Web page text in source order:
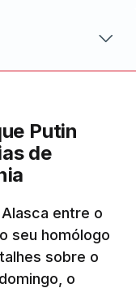
Putin
de
entre o
seu homólogo
sobre o
o